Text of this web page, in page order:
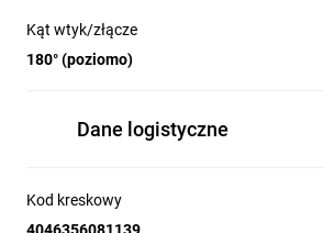
Kąt wtyk/złącze
180° (poziomo)
Dane logistyczne
Kod kreskowy